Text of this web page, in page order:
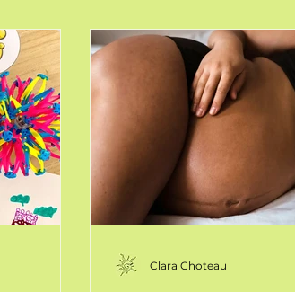
Sophrologie en entreprise
Clara Choteau